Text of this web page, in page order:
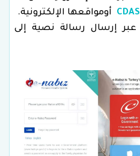
CDAS أومواقعها الإلكترونية.
عبر إرسال رسالة نصية إلى